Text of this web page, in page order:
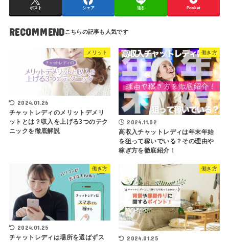
ポスト シェア 送る Pocket
RECOMMEND
メリット
2024.01.26
チャットレディのメリットデメリ
ットとは？収入を上げる3つのテク
ニックを徹底解説
働き方
2024.11.02
高収入チャットレディは年末年始
を狙って稼いでいる？その理由や
稼ぎ方を徹底紹介！
働き方
2024.01.25
チャットレディは場所を選ばずス
働き方
2024.01.25